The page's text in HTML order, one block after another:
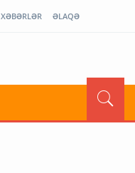
XƏBƏRLƏR ƏLAQƏ